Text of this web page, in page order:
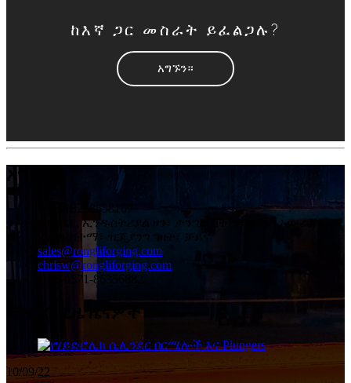
ከእኛ ጋር መስራት ይፈልጋሉ?
አግኙን።
አግኙን።
+ 86-18268558107
የታንቤኢ ኢንዱስትሪያል ዞን፣ ታንግኪ ከተማ፣ ዩሀንግ አውራጃ፣
ሃንግዙ ከተማ፣ ዢጂያንግ ግዛት፣ ቻይና
sales@rongliforging.com
chrisw@rongliforging.com
+ 86-0571-86356882
የቅርብ ጊዜ ዜናዎች
10/09/22